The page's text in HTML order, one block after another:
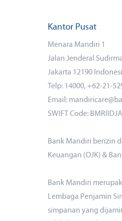
Kantor Pusat
Menara Mandiri 1
Jalan Jenderal
Jakarta 12190
Telp: 14000, +62-21-
Email:
SWIFT Code: BMRIIDJA
Bank Mandiri berizin
Keuangan (OJK) &
Bank Mandiri
Lembaga Penjamin
simpanan yang